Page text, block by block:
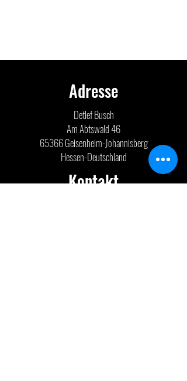
Adresse
Detlef Busch
Am Abtswald 46
65366 Geisenheim-Johannisberg
Hessen-Deutschland
Kontakt